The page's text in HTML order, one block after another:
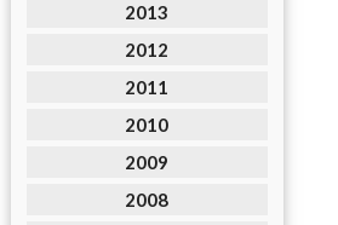
2013
2012
2011
2010
2009
2008